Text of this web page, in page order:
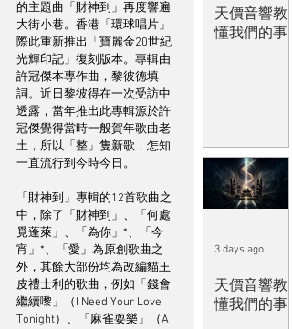
的主題曲「財神到」再度響遍
大街小巷。香港「環球唱片」
際此重新推出「寶麗金20世紀
光輝印記」復刻版本。專輯由
許冠傑本專作曲，黎彼德填
詞。近日黎彼得在一次受訪中
透露，當年推出此專輯源於許
冠傑覺得當時一般賀年歌曲老
土，所以「整」隻新歌，怎知
一直流行到今時今日。
「財神到」專輯的12首歌曲之
中，除了「財神到」、「何處
覓蓬萊」、「為你」*、「今
宵」*、「愛」為原創歌曲之
外，其餘大部份均為改編貓王
皮禮士利的歌曲，例如「錢會
繼續嚟」（I Need Your Love
Tonight）、「麻雀耍樂」（A
天價音響教
懂我們的事
天價音響教
懂我們的事
3 days ago